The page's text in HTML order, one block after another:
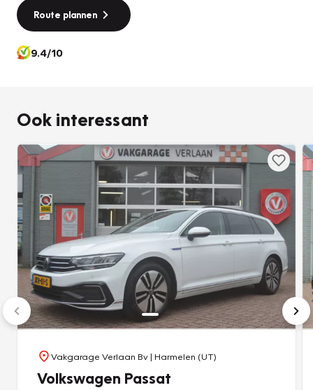
Route plannen
9.4/10
Ook interessant
Vakgarage Verlaan Bv| Harmelen (UT)
Volkswagen Passat